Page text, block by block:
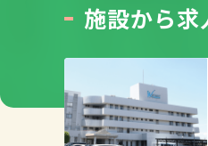
施設から求